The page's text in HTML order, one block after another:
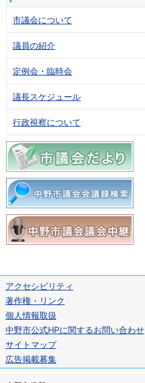
市議会について
議員の紹介
定例会・臨時会
議長スケジュール
行政視察について
アクセシビリティ
著作権・リンク
個人情報取扱
中野市公式HPに関するお問い合わせ
サイトマップ
広告掲載募集